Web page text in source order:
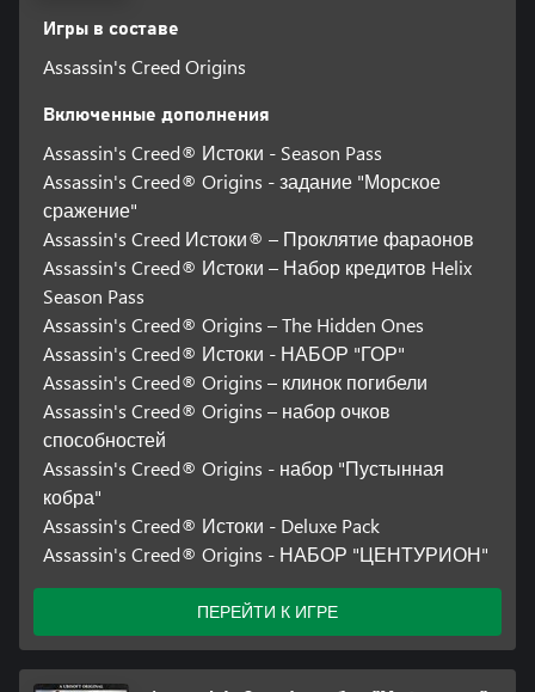
Игры в составе
Assassin's Creed Origins
Включенные дополнения
Assassin's Creed® Истоки - Season Pass
Assassin's Creed® Origins - задание "Морское
сражение"
Assassin's Creed Истоки® – Проклятие фараонов
Assassin's Creed® Истоки – Набор кредитов Helix
Season Pass
Assassin's Creed® Origins – The Hidden Ones
Assassin's Creed® Истоки - НАБОР "ГОР"
Assassin's Creed® Origins – клинок погибели
Assassin's Creed® Origins – набор очков
способностей
Assassin's Creed® Origins - набор "Пустынная
кобра"
Assassin's Creed® Истоки - Deluxe Pack
Assassin's Creed® Origins - НАБОР "ЦЕНТУРИОН"
ПЕРЕЙТИ К ИГРЕ